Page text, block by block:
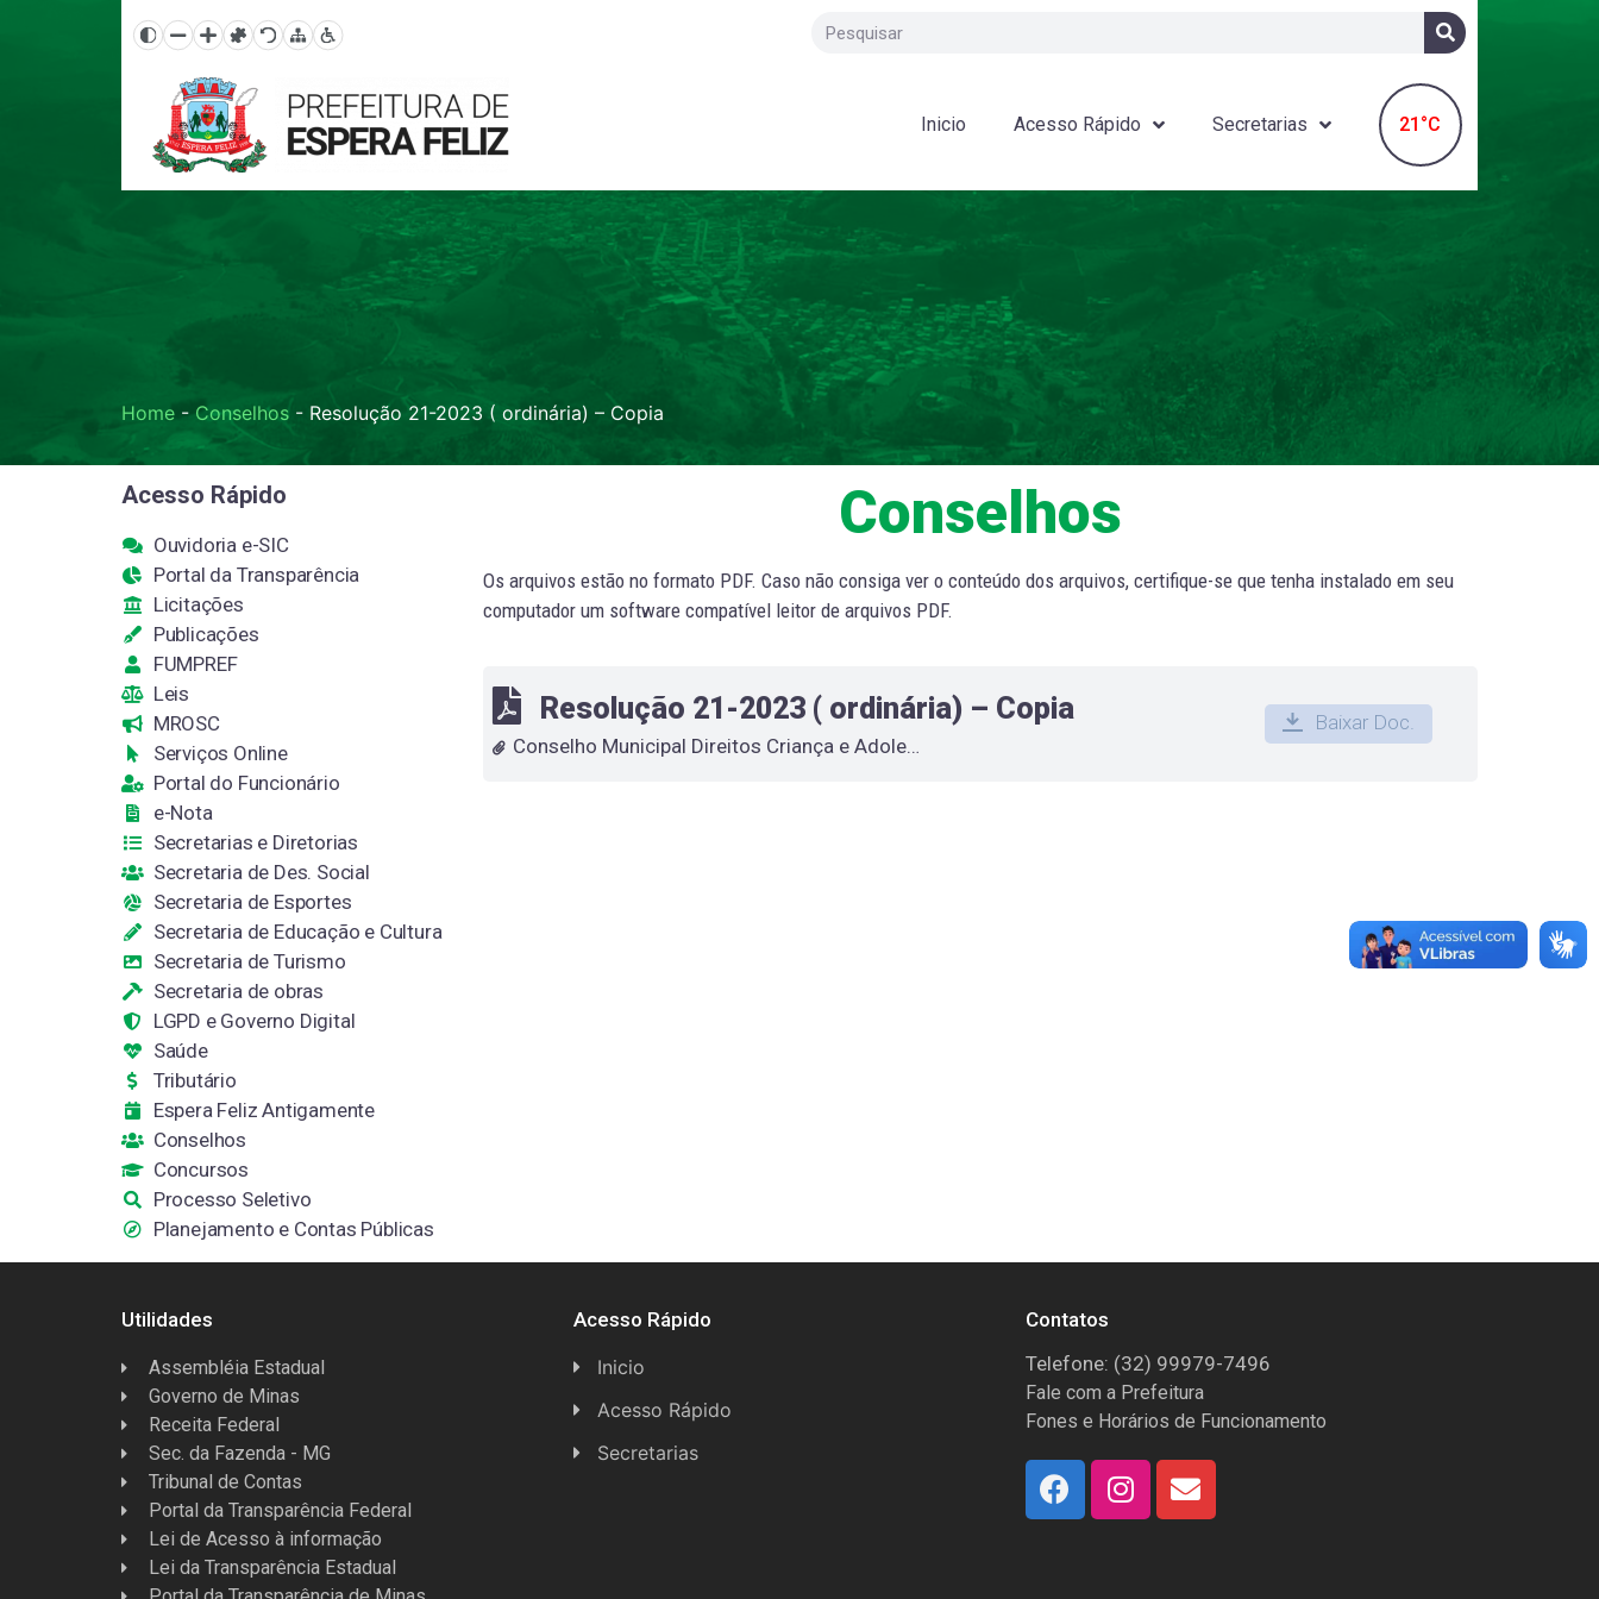
Inicio Acesso Rápido Secretarias 21°C
Home -Conselhos - Resolução 21-2023 ( ordinária) – Copia
Acesso Rápido
Ouvidoria e-SIC
Portal da Transparência
Licitações
Publicações
FUMPREF
Leis
MROSC
Serviços Online
Portal do Funcionário
e-Nota
Secretarias e Diretorias
Secretaria de Des. Social
Secretaria de Esportes
Secretaria de Educação e Cultura
Secretaria de Turismo
Secretaria de obras
LGPD e Governo Digital
Saúde
Tributário
Espera Feliz Antigamente
Conselhos
Concursos
Processo Seletivo
Planejamento e Contas Públicas
Conselhos
Os arquivos estão no formato PDF. Caso não consiga ver o conteúdo dos arquivos, certifique-se que tenha instalado em seu
computador um software compatível leitor de arquivos PDF.
Resolução 21-2023 ( ordinária) – Copia
Conselho Municipal Direitos Criança e Adolescente
Baixar Doc.
Utilidades
Assembléia Estadual
Governo de Minas
Receita Federal
Sec. da Fazenda - MG
Tribunal de Contas
Portal da Transparência Federal
Lei de Acesso à informação
Lei da Transparência Estadual
Acesso Rápido
Inicio
Acesso Rápido
Concursos
Secretarias
Contatos
Telefone: (32) 99979-7496
Fale com a Prefeitura
Fones e Horários de Funcionamento